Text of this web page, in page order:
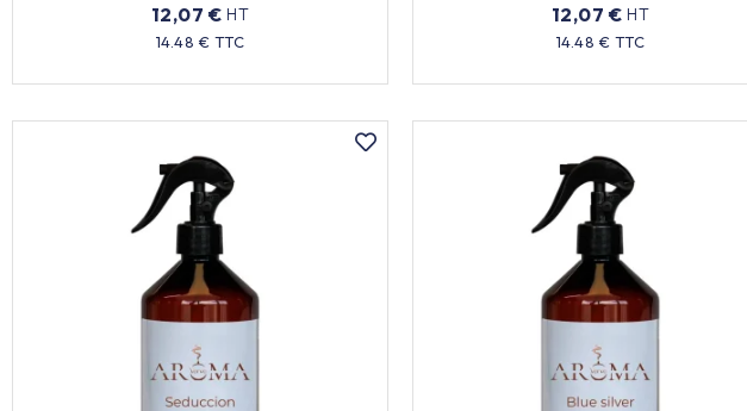
Les nouveaux produits
Contactez-nous
12,07 € HT
14.48 € TTC
Prix
12,07 € HT
14.48 € TTC
Prix